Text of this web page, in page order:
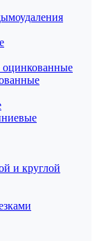
оцинкованные
и круглой